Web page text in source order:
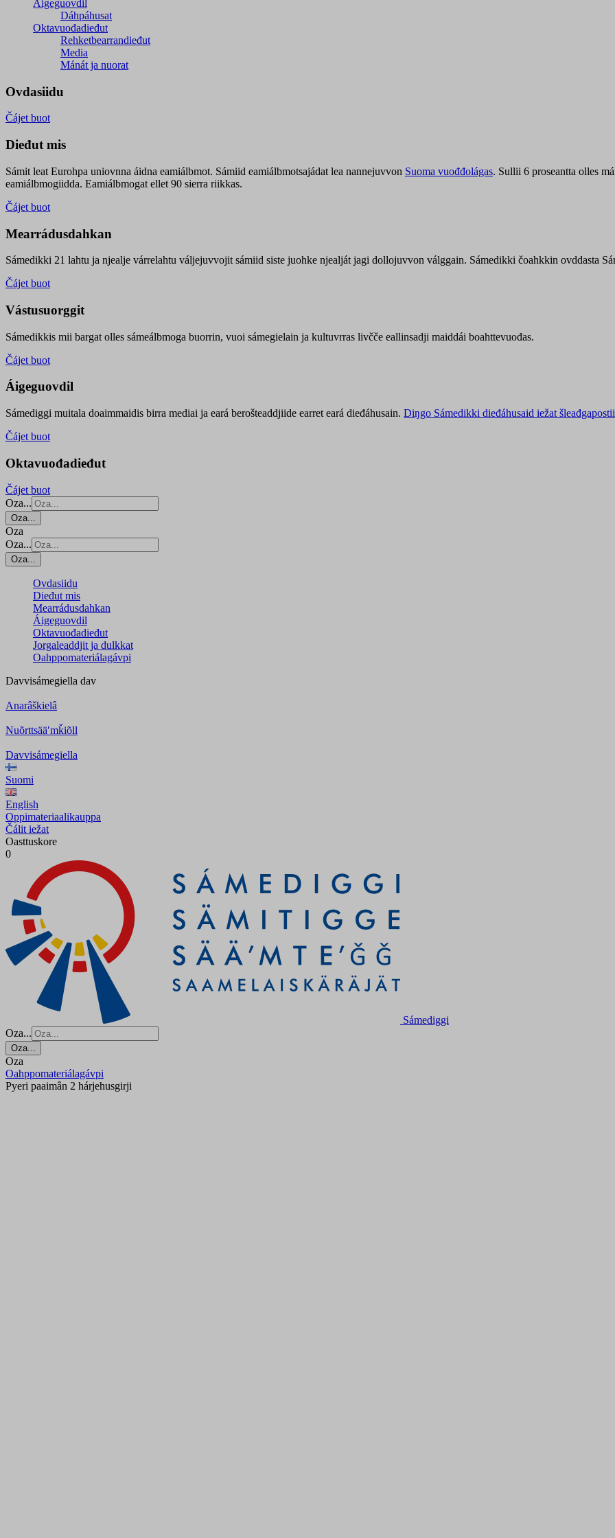
Áigeguovdil
Dáhpáhusat
Oktavuođadieđut
Rehketbearrandieđut
Media
Mánát ja nuorat
Ovdasiidu
Čájet buot
Dieđut mis
Sámit leat Eurohpa uniovnna áidna eamiálbmot. Sámiid eamiálbmotsajádat lea nannejuvvon Suoma vuođđolágas. Sullii 6 proseantta olles
eamiálbmogiidda. Eamiálbmogat ellet 90 sierra riikkas.
Čájet buot
Mearrádusdahkan
Sámedikki 21 lahtu ja njealje várrelahtu váljejuvvojit sámiid siste juohke njealját jagi dollojuvvon válggain. Sámedikki čoahkkin ovddasta
Čájet buot
Vástusuorggit
Sámedikkis mii bargat olles sámeálbmoga buorrin, vuoi sámegielain ja kultuvrras livčče eallinsadji maiddái boahttevuođas.
Čájet buot
Áigeguovdil
Sámediggi muitala doaimmaidis birra mediai ja eará berošteaddjiide earret eará dieđáhusain. Diŋgo Sámedikki dieđáhusaid iežat šleađgapostii
Čájet buot
Oktavuođadieđut
Čájet buot
Oza...
Oza...
Oza
Oza...
Oza...
Ovdasiidu
Dieđut mis
Mearrádusdahkan
Áigeguovdil
Oktavuođadieđut
Jorgaleaddjit ja dulkkat
Oahppomateriálagávpi
Davvisámegiella dav
Anarâškielâ
Nuõrttsääʹmǩiõll
Davvisámegiella
Suomi
English
Oppimateriaalikauppa
Čálit iežat
Oasttuskore
0
Sámediggi
Oza...
Oza...
Oza
Oahppomateriálagávpi
Pyeri paaimân 2 hárjehusgirji